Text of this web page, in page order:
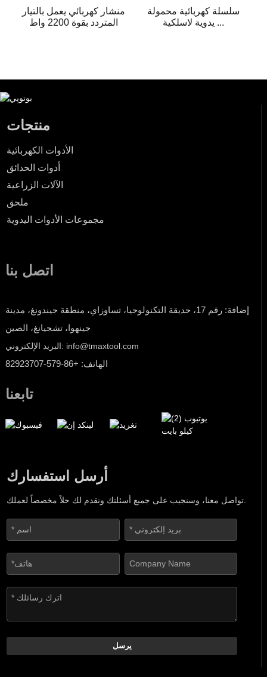
منشار كهربائي يعمل بالتيار
المتردد بقوة 2200 واط
سلسلة كهربائية محمولة
يدوية لاسلكية ...
منتجات
الأدوات الكهربائية
أدوات الحدائق
الآلات الزراعية
ملحق
مجموعات الأدوات اليدوية
اتصل بنا
إضافة: رقم 17، حديقة التكنولوجيا، تساوزاي، منطقة جيندونغ، مدينة
جينهوا، تشجيانغ، الصين
البريد الإلكتروني: info@tmaxtool.com
الهاتف: +86-579-82923707
تابعنا
أرسل استفسارك
يرسل